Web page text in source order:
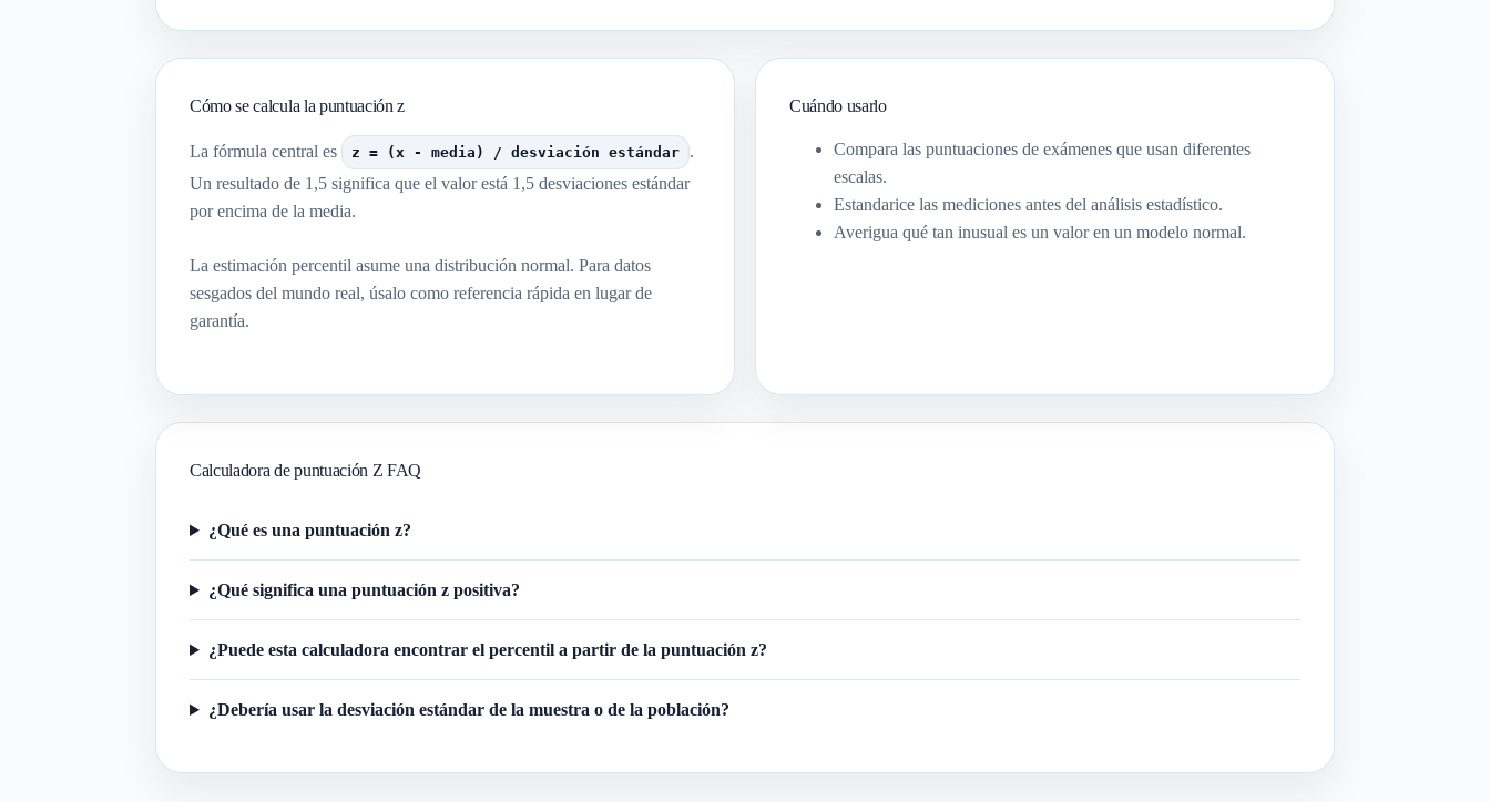
Cómo se calcula la puntuación z
La fórmula central es z = (x - media) / desviación estándar
.
Un resultado de 1,5 significa que el valor está 1,5 desviaciones estándar
por encima de la media.
La estimación percentil asume una distribución normal. Para datos
sesgados del mundo real, úsalo como referencia rápida en lugar de
garantía.
Cuándo usarlo
Compara las puntuaciones de exámenes que usan diferentes
escalas.
Estandarice las mediciones antes del análisis estadístico.
Averigua qué tan inusual es un valor en un modelo normal.
Calculadora de puntuación Z FAQ
¿Qué es una puntuación z?
¿Qué significa una puntuación z positiva?
¿Puede esta calculadora encontrar el percentil a partir de la puntuación z?
¿Debería usar la desviación estándar de la muestra o de la población?